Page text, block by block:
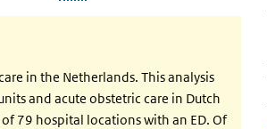
in the Netherlands. This analysis
and acute obstetric care in Dutch
79 hospital locations with an ED. Of